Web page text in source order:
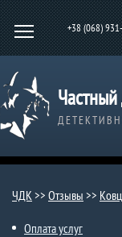
+38 (068)
Частный
ЧДК>> Отзывы >>
Оплата услуг